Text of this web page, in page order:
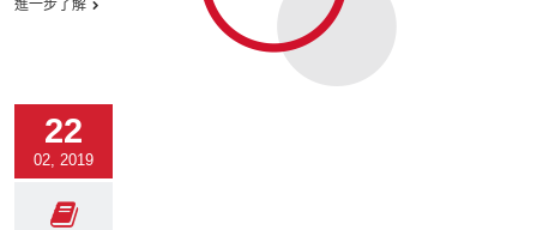
進一步了解
22
02, 2019